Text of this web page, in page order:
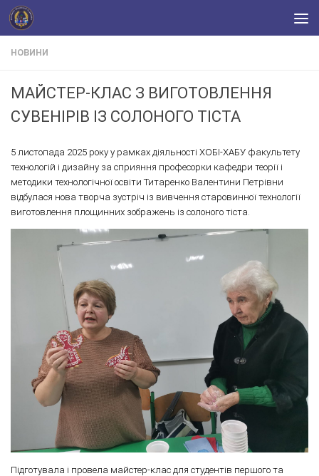
Skip to content
НОВИНИ
МАЙСТЕР-КЛАС З ВИГОТОВЛЕННЯ
СУВЕНІРІВ ІЗ СОЛОНОГО ТІСТА
5 листопада 2025 року у рамках діяльності ХОБІ-ХАБУ факультету
технологій і дизайну за сприяння професорки кафедри теорії і
методики технологічної освіти Титаренко Валентини Петрівни
відбулася нова творча зустріч із вивчення старовинної технології
виготовлення площинних зображень із солоного тіста.
Підготувала і провела майстер-клас для студентів першого та